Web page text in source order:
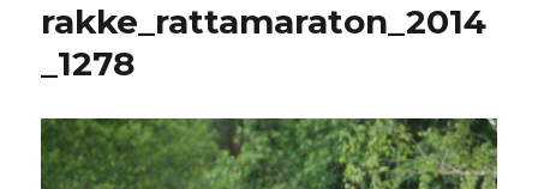
rakke_rattamaraton_2014
_1278